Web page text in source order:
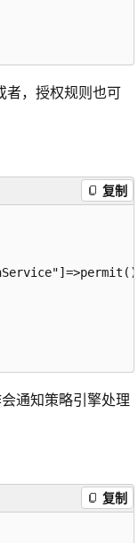
者，授权规则也可
复制
通知策略引擎处理
复制